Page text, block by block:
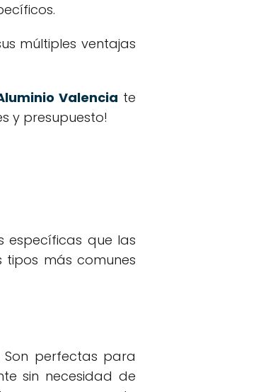
múltiples ventajas
Valencia te
y presupuesto!
específicas que las
tipos más comunes
perfectas para
sin necesidad de